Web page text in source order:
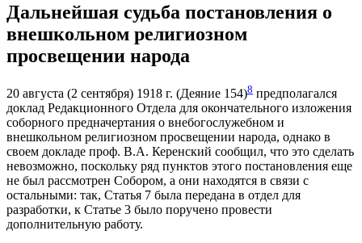
Дальнейшая судьба постановления о
внешкольном религиозном
просвещении народа
20 августа (2 сентября) 1918 г. (Деяние 154)8 предполагался
доклад Редакционного Отдела для окончательного изложения
соборного предначертания о внебогослужебном и
внешкольном религиозном просвещении народа, однако в
своем докладе проф. В.А. Керенский сообщил, что это сделать
невозможно, поскольку ряд пунктов этого постановления еще
не был рассмотрен Собором, а они находятся в связи с
остальными: так, Статья 7 была передана в отдел для
разработки, к Статье 3 было поручено провести
дополнительную работу.